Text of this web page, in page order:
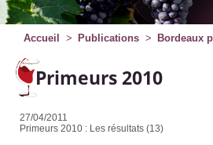
Accueil Publications Bordeaux
Primeurs 2010
27/04/2011
Primeurs 2010 : Les résultats (13)